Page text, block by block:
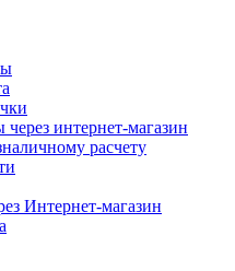
интернет-магазин
расчету
Интернет-магазин